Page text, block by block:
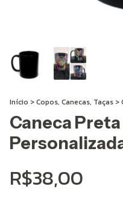
Início >Copos, Canecas, Taças >
Caneca
R$38,00